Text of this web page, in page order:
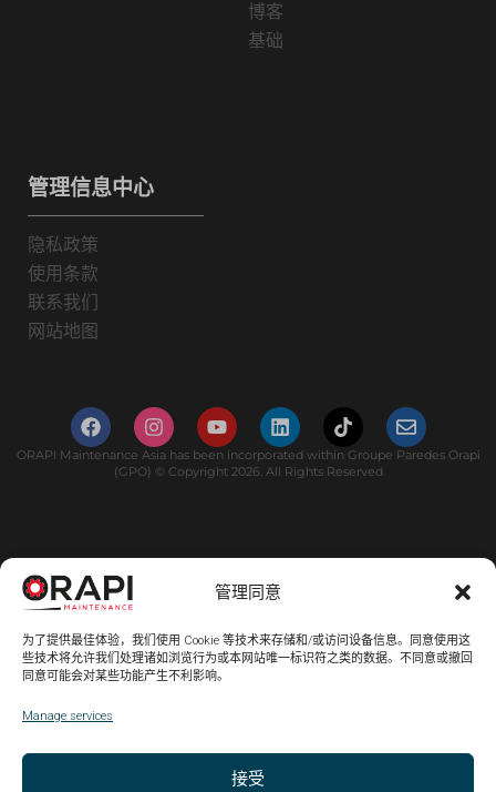
管理同意
为了提供最佳体验，我们使用 Cookie 等技术来存储和/或访问设备信息。同意使用这
些技术将允许我们处理诸如浏览行为或本网站唯一标识符之类的数据。不同意或撤回
同意可能会对某些功能产生不利影响。
Manage services
接受
博客
基础
管理信息中心
隐私政策
使用条款
联系我们
网站地图
ORAPI Maintenance Asia has been incorporated within Groupe Paredes Orapi
(GPO) © Copyright 2026. All Rights Reserved